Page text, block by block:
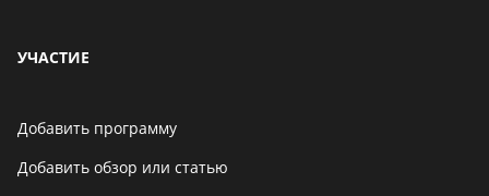
УЧАСТИЕ
Добавить программу
Добавить обзор или статью